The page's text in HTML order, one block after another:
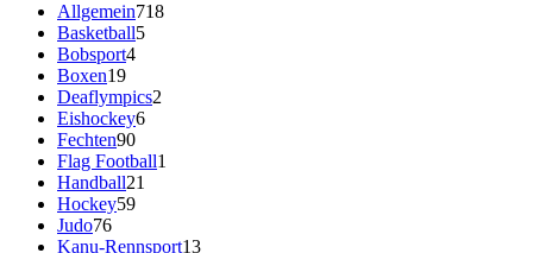
Allgemein718
Basketball5
Bobsport4
Boxen19
Deaflympics2
Eishockey6
Fechten90
Flag Football1
Handball21
Hockey59
Judo76
Kanu-Rennsport13